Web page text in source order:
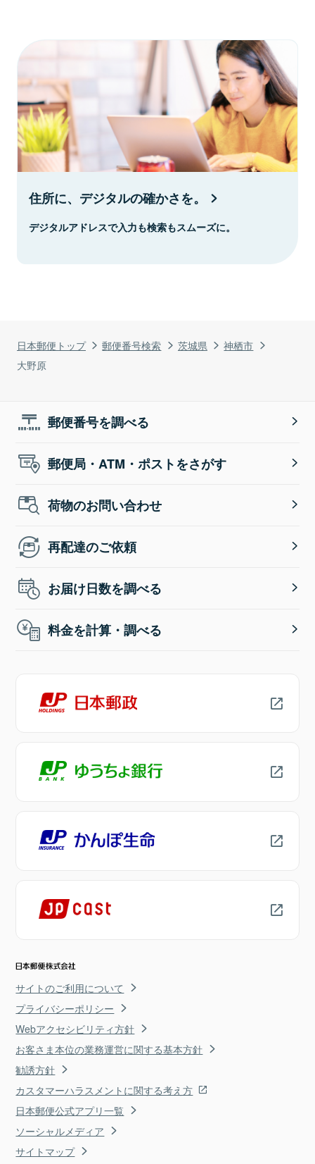
日本郵便トップ 郵便番号検索 茨城県
神栖市
大野原
住所に、デジタルの確かさを。
デジタルアドレスで入力も検索もスムーズに。
郵便番号を調べる
郵便局・ATM・ポストをさがす
荷物のお問い合わせ
再配達のご依頼
お届け日数を調べる
料金を計算・調べる
サイトのご利用について
プライバシーポリシー
Webアクセシビリティ方針
お客さま本位の業務運営に関する基本方針
勧誘方針
カスタマーハラスメントに関する考え方
日本郵便公式アプリ一覧
ソーシャルメディア
サイトマップ